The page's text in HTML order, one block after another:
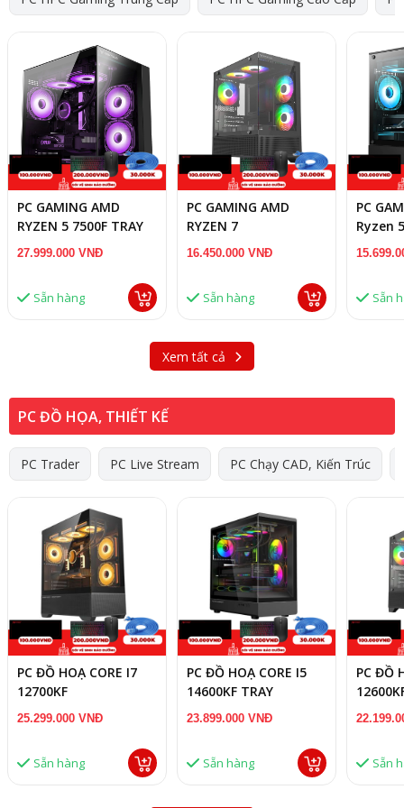
PC GAMING AMD
RYZEN 5 7500F TRAY
/A620M/16GB RAM
27.999.000 VNĐ
Sẵn hàng
PC GAMING AMD
RYZEN 7
5700X/A520/16GB
16.450.000 VNĐ
Sẵn hàng
PC
Ryzen 5
5500/
Sẵn
Xem tất cả
PC ĐỒ HỌA, THIẾT KẾ
PC Trader PC Live Stream PC Chạy CAD, Kiến Trúc
PC ĐỒ HOẠ CORE I7
12700KF
TRAY/B760M/16GB
25.299.000 VNĐ
Sẵn hàng
PC ĐỒ HOẠ CORE I5
14600KF TRAY
/B760M/16GB RAM/RX
23.899.000 VNĐ
Sẵn hàng
PC ĐỒ
TRAY/
Sẵn